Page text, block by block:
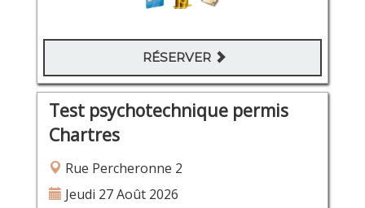
RÉSERVER
Test psychotechnique permis
Chartres
Rue Percheronne 2
Jeudi 27 Août 2026